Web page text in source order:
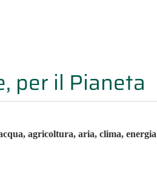
per il Pianeta
agricoltura, aria, clima, energia